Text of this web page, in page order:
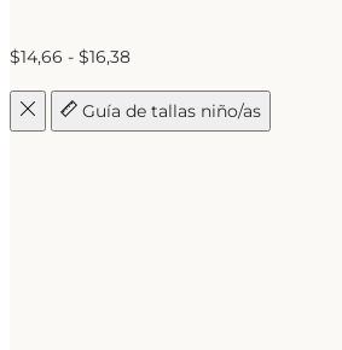
$14,66 - $16,38Rango
de
precios:
Guía de tallas niño/as